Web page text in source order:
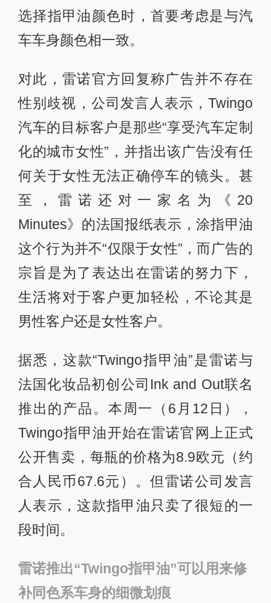
选择指甲油颜色时，首要考虑是与汽
车车身颜色相一致。
对此，雷诺官方回复称广告并不存在
性别歧视，公司发言人表示，Twingo
汽车的目标客户是那些“享受汽车定制
化的城市女性”，并指出该广告没有任
何关于女性无法正确停车的镜头。甚
至，雷诺还对一家名为《20
Minutes》的法国报纸表示，涂指甲油
这个行为并不“仅限于女性”，而广告的
宗旨是为了表达出在雷诺的努力下，
生活将对于客户更加轻松，不论其是
男性客户还是女性客户。
据悉，这款“Twingo指甲油”是雷诺与
法国化妆品初创公司Ink and Out联名
推出的产品。本周一（6月12日），
Twingo指甲油开始在雷诺官网上正式
公开售卖，每瓶的价格为8.9欧元（约
合人民币67.6元）。但雷诺公司发言
人表示，这款指甲油只卖了很短的一
段时间。
雷诺推出“Twingo指甲油”可以用来修
补同色系车身的细微划痕